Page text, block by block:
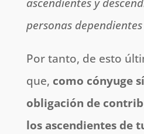
personas
Por tanto, de esto
que, como cónyuge
obligación de
los ascendientes de